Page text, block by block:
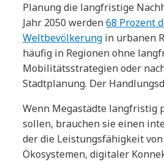
Planung die langfristige
Jahr 2050 werden68 Prozent
Weltbevölkerung in urbanen
häufig in Regionen ohne
Mobilitätsstrategien oder
Stadtplanung. Der
Wenn Megastädte langfristig
sollen, brauchen sie einen
der die Leistungsfähigkeit
Ökosystemen, digitaler